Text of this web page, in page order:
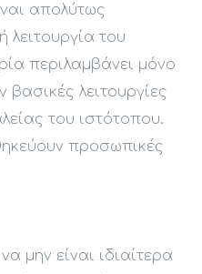
απολύτως
λειτουργία του
περιλαμβάνει μόνο
λειτουργίες
του ιστότοπου.
προσωπικές
μην είναι ιδιαίτερα